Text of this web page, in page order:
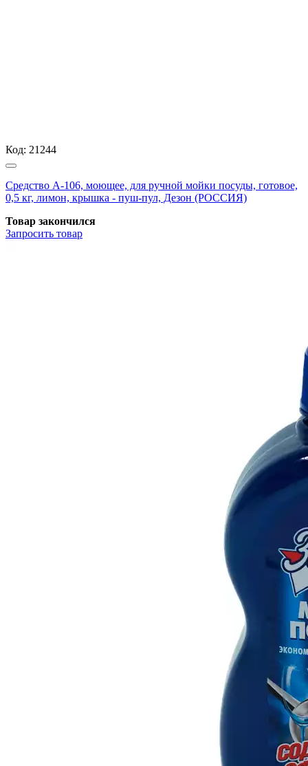
Код: 21244
Средство А-106, моющее, для ручной мойки посуды, готовое,
0,5 кг, лимон, крышка - пуш-пул, Дезон (РОССИЯ)
Товар закончился
Запросить товар